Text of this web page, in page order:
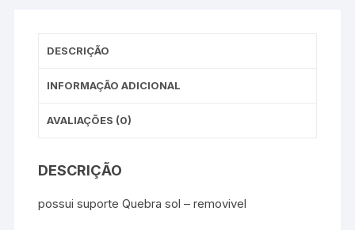
DESCRIÇÃO
INFORMAÇÃO ADICIONAL
AVALIAÇÕES (0)
DESCRIÇÃO
possui suporte Quebra sol – removivel